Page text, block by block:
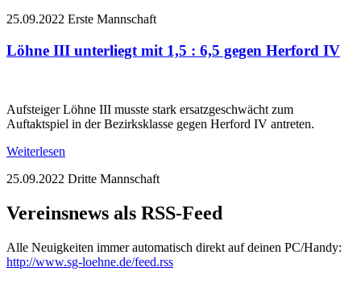
25.09.2022 Erste Mannschaft
Löhne III unterliegt mit 1,5 : 6,5 gegen Herford IV
Aufsteiger Löhne III musste stark ersatzgeschwächt zum
Auftaktspiel in der Bezirksklasse gegen Herford IV antreten.
Weiterlesen
25.09.2022 Dritte Mannschaft
Vereinsnews als RSS-Feed
Alle Neuigkeiten immer automatisch direkt auf deinen PC/Handy:
http://www.sg-loehne.de/feed.rss